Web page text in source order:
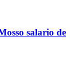
salario de